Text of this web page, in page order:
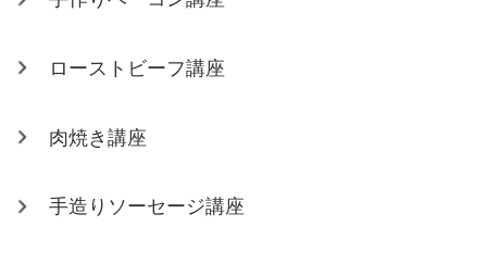
ローストビーフ講座
肉焼き講座
手造りソーセージ講座